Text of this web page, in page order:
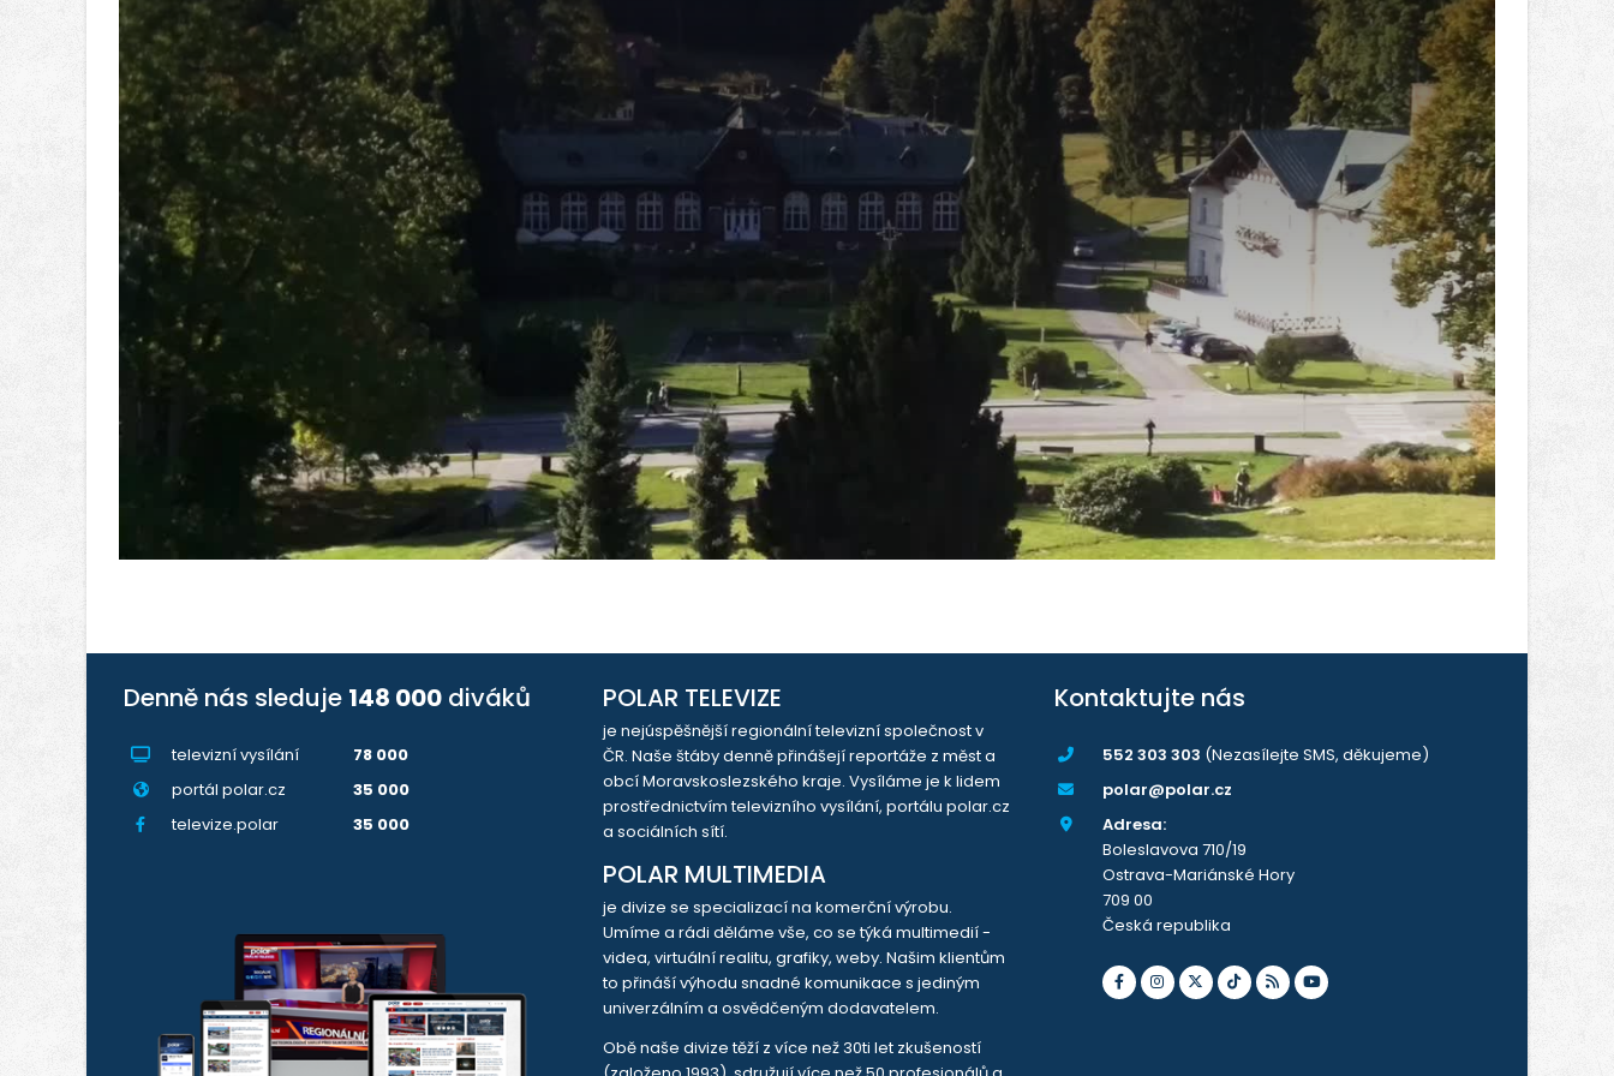
Denně nás sleduje 148 000 diváků
televizní vysílání
78 000
portál polar.cz
35 000
televize.polar
35 000
POLAR TELEVIZE
je nejúspěšnější regionální televizní společnost v
ČR. Naše štáby denně přinášejí reportáže z měst a
obcí Moravskoslezského kraje. Vysíláme je k lidem
prostřednictvím televizního vysílání, portálu polar.cz
a sociálních sítí.
POLAR MULTIMEDIA
je divize se specializací na komerční výrobu.
Umíme a rádi děláme vše, co se týká multimedií -
videa, virtuální realitu, grafiky, weby. Našim klientům
to přináší výhodu snadné komunikace s jediným
univerzálním a osvědčeným dodavatelem.
Obě naše divize těží z více než 30ti let zkušeností
Kontaktujte nás
552 303 303 (Nezasílejte SMS, děkujeme)
polar@polar.cz
Adresa:
Boleslavova 710/19
Ostrava-Mariánské Hory
709 00
Česká republika